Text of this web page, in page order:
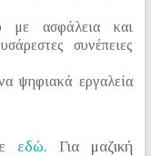
με ασφάλεια και
συνέπειες
ψηφιακά εργαλεία
εδώ. Για μαζική